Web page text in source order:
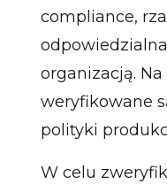
compliance,
organizacją.
weryfikowane
polityki
W celu